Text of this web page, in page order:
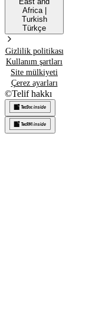
Africa|
Turkish
Türkçe
Gizlilik politikası
Kullanım şartları
Site mülkiyeti
Çerez ayarları
©Telif hakkı